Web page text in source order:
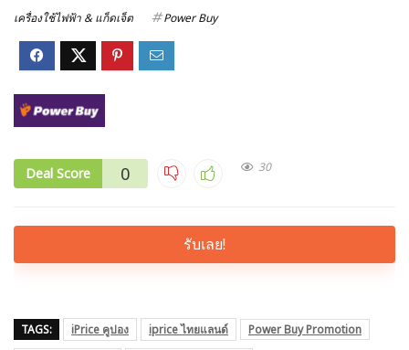
เครื่องใช้ไฟฟ้า & แก็ดเจ็ต Power Buy
Deal Score 0 30
รับเลย!
TAGS: iPrice คูปอง iprice ไทยแลนด์
Power Buy Promotion